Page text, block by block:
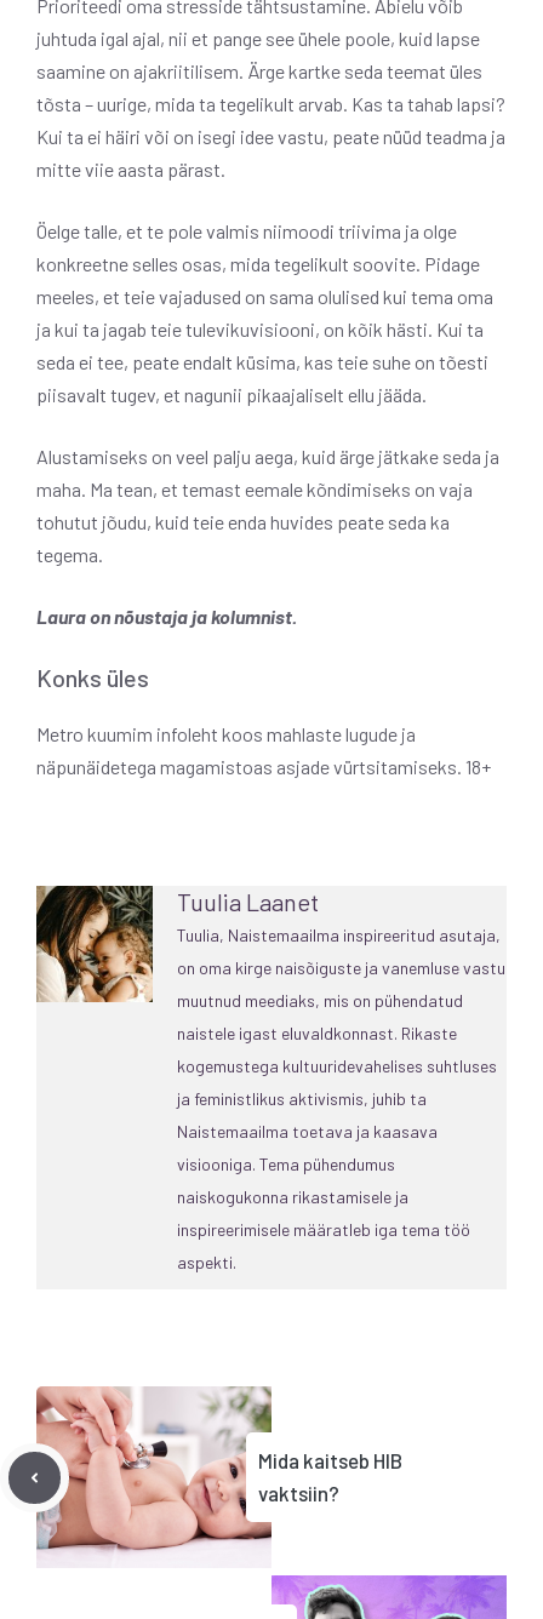
Prioriteedi oma stresside tähtsustamine. Abielu võib
juhtuda igal ajal, nii et pange see ühele poole, kuid lapse
saamine on ajakriitilisem. Ärge kartke seda teemat üles
tõsta – uurige, mida ta tegelikult arvab. Kas ta tahab lapsi?
Kui ta ei häiri või on isegi idee vastu, peate nüüd teadma ja
mitte viie aasta pärast.
Öelge talle, et te pole valmis niimoodi triivima ja olge
konkreetne selles osas, mida tegelikult soovite. Pidage
meeles, et teie vajadused on sama olulised kui tema oma
ja kui ta jagab teie tulevikuvisiooni, on kõik hästi. Kui ta
seda ei tee, peate endalt küsima, kas teie suhe on tõesti
piisavalt tugev, et nagunii pikaajaliselt ellu jääda.
Alustamiseks on veel palju aega, kuid ärge jätkake seda ja
maha. Ma tean, et temast eemale kõndimiseks on vaja
tohutut jõudu, kuid teie enda huvides peate seda ka
tegema.
Laura on nõustaja ja kolumnist.
Konks üles
Metro kuumim infoleht koos mahlaste lugude ja
näpunäidetega magamistoas asjade vürtsitamiseks. 18+
Tuulia Laanet
Tuulia, Naistemaailma inspireeritud asutaja,
on oma kirge naisõiguste ja vanemluse vastu
muutnud meediaks, mis on pühendatud
naistele igast eluvaldkonnast. Rikaste
kogemustega kultuuridevahelises suhtluses
ja feministlikus aktivismis, juhib ta
Naistemaailma toetava ja kaasava
visiooniga. Tema pühendumus
naiskogukonna rikastamisele ja
inspireerimisele määratleb iga tema töö
aspekti.
Mida kaitseb HIB
vaktsiin?